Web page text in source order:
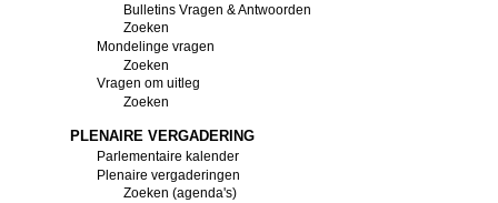
Bulletins Vragen & Antwoorden
Zoeken
Mondelinge vragen
Zoeken
Vragen om uitleg
Zoeken
PLENAIRE VERGADERING
Parlementaire kalender
Plenaire vergaderingen
Zoeken (agenda's)